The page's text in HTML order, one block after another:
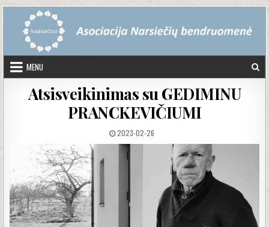
Skip to content
MENU
Atsisveikinimas su GEDIMINU
PRANCKEVIČIUMI
PUBLISHED DATE:
2023-02-26